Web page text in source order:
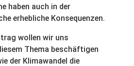
haben auch in der
erhebliche Konsequenzen.
wollen wir uns
Thema beschäftigen
der Klimawandel die